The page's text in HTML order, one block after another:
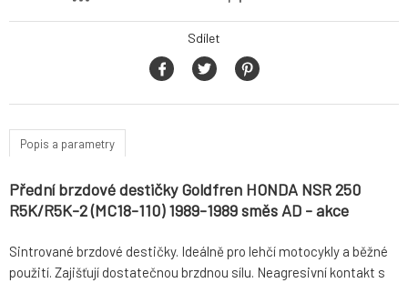
Sdílet
Popis a parametry
Přední brzdové destičky Goldfren HONDA NSR 250
R5K/R5K-2 (MC18-110) 1989-1989 směs AD - akce
Sintrované brzdové destičky. Ideálně pro lehčí motocykly a běžné
použití. Zajišťují dostatečnou brzdnou sílu. Neagresivní kontakt s